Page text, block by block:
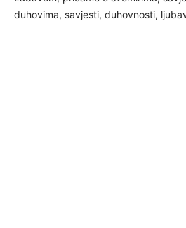
duhovima, savjesti, duhovnosti,